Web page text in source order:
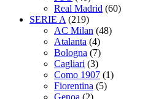
Real Madrid (60)
SERIE A (219)
AC Milan (48)
Atalanta (4)
Bologna (7)
Cagliari (3)
Como 1907 (1)
Fiorentina (5)
Genoa (2)